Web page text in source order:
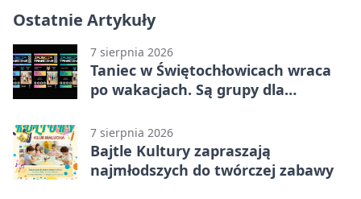
Ostatnie Artykuły
7 sierpnia 2026
Taniec w Świętochłowicach wraca
po wakacjach. Są grupy dla
7 sierpnia 2026
Bajtle Kultury zapraszają
najmłodszych do twórczej zabawy